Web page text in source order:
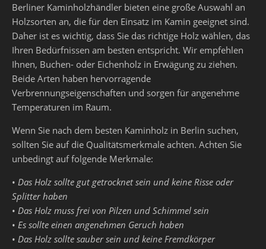
Berliner Kaminholzhändler bieten eine große Auswahl an
Holzsorten an, die für den Einsatz im Kamin geeignet sind.
Daher ist es wichtig, dass Sie das richtige Holz wählen, das
Ihren Bedürfnissen am besten entspricht. Wir empfehlen
Ihnen, Buchen- oder Eichenholz in Erwägung zu ziehen.
Beide Arten haben hervorragende
Verbrennungseigenschaften und sorgen für angenehme
Temperaturen im Raum.
Wenn Sie nach dem besten Kaminholz in Berlin suchen,
sollten Sie auf die Qualitätsmerkmale achten. Achten Sie
unbedingt auf folgende Merkmale:
• Das Holz sollte gut getrocknet sein und keine Risse oder
Splitter haben
• Das Holz muss frei von Pilzen und Schimmel sein
• Es sollte einen angenehmen Geruch haben
• Das Holz sollte sauber sein und keine Fremdkörper